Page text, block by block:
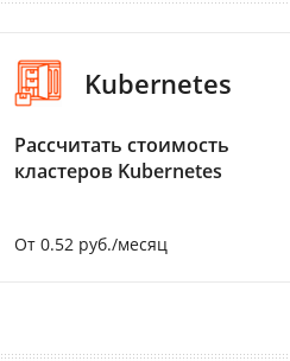
Kubernetes
Рассчитать стоимость
кластеров Kubernetes
От 0.52 руб./месяц